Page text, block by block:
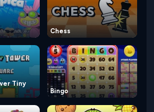
Chess
Tiny
Bingo